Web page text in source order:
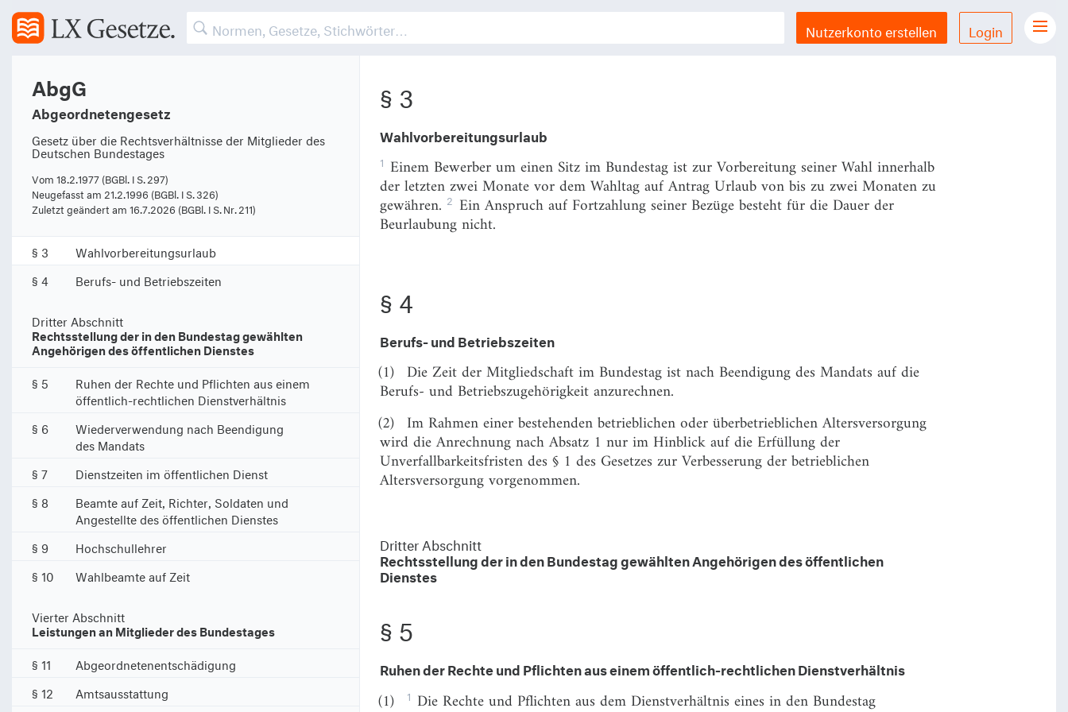
Nutzerkonto erstellen Login
Gesetze Übersicht
Feedback & Support
AbgG
Abgeordnetengesetz
Gesetz über die Rechtsverhältnisse der Mitglieder des
Deutschen Bundestages
Vom 18.2.1977 (BGBl. I S. 297)
Neugefasst am 21.2.1996 (BGBl. I S. 326)
Zuletzt geändert am 16.7.2026 (BGBl. I S. Nr. 211)
Erwerb und Verlust der Mitgliedschaft im Bundestag
§ 1
Erwerb und Verlust der Mitgliedschaft
im Bundestag
Zweiter Abschnitt
Mitgliedschaft im Bundestag und Beruf
§ 3
Wahlvorbereitungsurlaub
§ 4
Berufs- und Betriebszeiten
Dritter Abschnitt
Rechtsstellung der in den Bundestag gewählten
Angehörigen des öffentlichen Dienstes
§ 5
Ruhen der Rechte und Pflichten aus einem
öffentlich-rechtlichen Dienstverhältnis
§ 6
Wiederverwendung nach Beendigung
des Mandats
§ 7
Dienstzeiten im öffentlichen Dienst
§ 8
Beamte auf Zeit, Richter, Soldaten und
Angestellte des öffentlichen Dienstes
§ 9
Hochschullehrer
§ 10
Wahlbeamte auf Zeit
Vierter Abschnitt
Leistungen an Mitglieder des Bundestages
§ 11
Abgeordnetenentschädigung
§ 12
Amtsausstattung
ein Jahr nach Beendigung des Mandats fort.
§ 3
Wahlvorbereitungsurlaub
1 Einem Bewerber um einen Sitz im Bundestag ist zur Vorbereitung seiner Wahl innerhalb
der letzten zwei Monate vor dem Wahltag auf Antrag Urlaub von bis zu zwei Monaten zu
gewähren. 2 Ein Anspruch auf Fortzahlung seiner Bezüge besteht für die Dauer der
Beurlaubung nicht.
§ 4
Berufs- und Betriebszeiten
(1) Die Zeit der Mitgliedschaft im Bundestag ist nach Beendigung des Mandats auf die
Berufs- und Betriebszugehörigkeit anzurechnen.
(2) Im Rahmen einer bestehenden betrieblichen oder überbetrieblichen Altersversorgung
wird die Anrechnung nach Absatz 1 nur im Hinblick auf die Erfüllung der
Unverfallbarkeitsfristen des § 1 des Gesetzes zur Verbesserung der betrieblichen
Altersversorgung vorgenommen.
Dritter Abschnitt
Rechtsstellung der in den Bundestag gewählten Angehörigen des öffentlichen
Dienstes
§ 5
Ruhen der Rechte und Pflichten aus einem öffentlich-rechtlichen Dienstverhältnis
(1) 1 Die Rechte und Pflichten aus dem Dienstverhältnis eines in den Bundestag